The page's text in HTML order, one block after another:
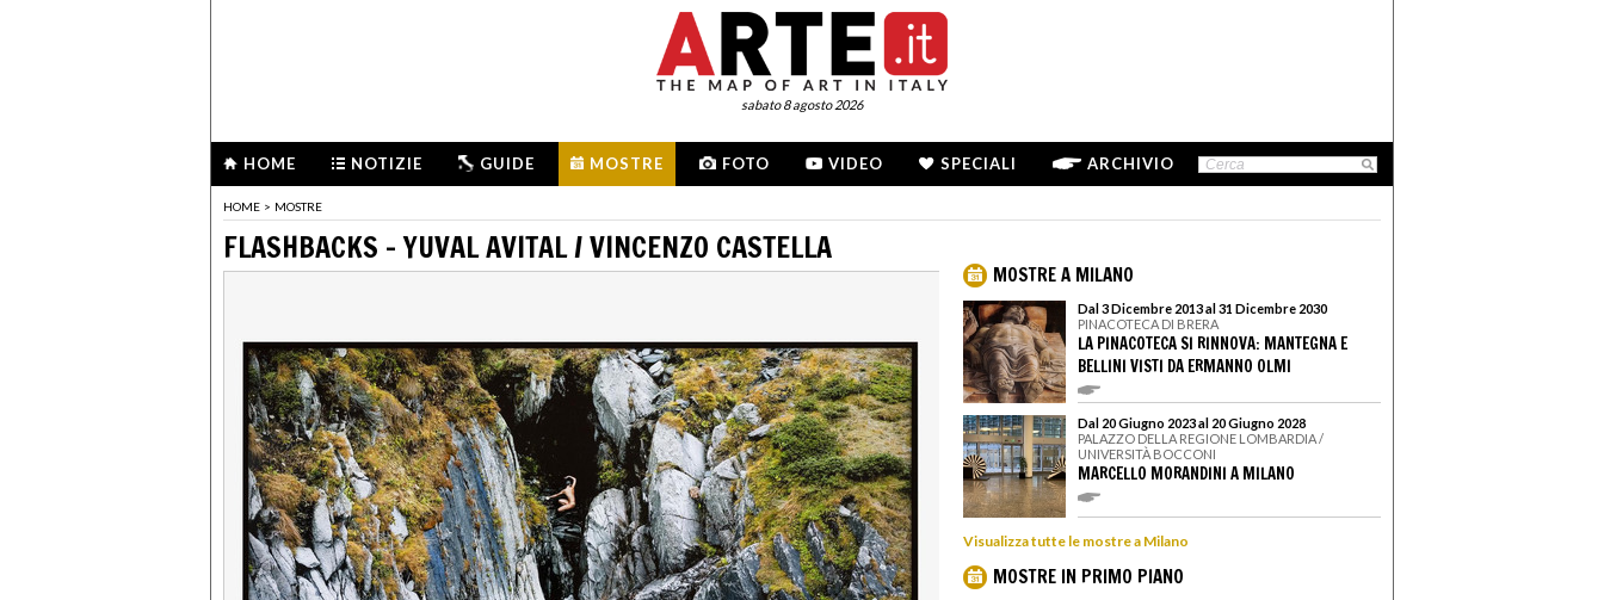
sabato 8 agosto 2026
HOME NOTIZIE GUIDE MOSTRE FOTO VIDEO SPECIALI ARCHIVIO
HOME > MOSTRE
FLASHBACKS - YUVAL AVITAL / VINCENZO CASTELLA
MOSTRE A MILANO
Dal 3 Dicembre 2013 al 31 Dicembre 2030
PINACOTECA DI BRERA
LA PINACOTECA SI RINNOVA: MANTEGNA E
BELLINI VISTI DA ERMANNO OLMI
Dal 20 Giugno 2023 al 20 Giugno 2028
PALAZZO DELLA REGIONE LOMBARDIA /
UNIVERSITÀ BOCCONI
MARCELLO MORANDINI A MILANO
Visualizza tutte le mostre a Milano
MOSTRE IN PRIMO PIANO